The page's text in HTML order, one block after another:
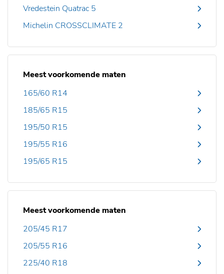
Vredestein Quatrac 5
Michelin CROSSCLIMATE 2
Meest voorkomende maten
165/60 R14
185/65 R15
195/50 R15
195/55 R16
195/65 R15
Meest voorkomende maten
205/45 R17
205/55 R16
225/40 R18